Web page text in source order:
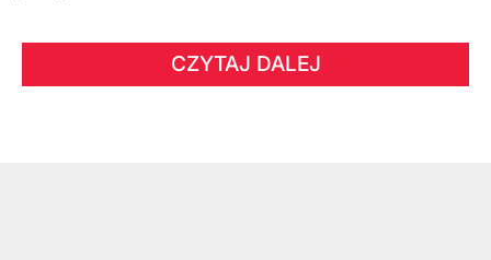
CZYTAJ DALEJ